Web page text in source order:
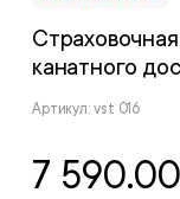
канатного
Артикул: vst 016
7 590.00